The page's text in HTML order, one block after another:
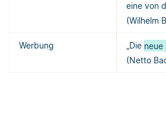
eine von
(Wilhelm
Werbung „Die neue
(Netto